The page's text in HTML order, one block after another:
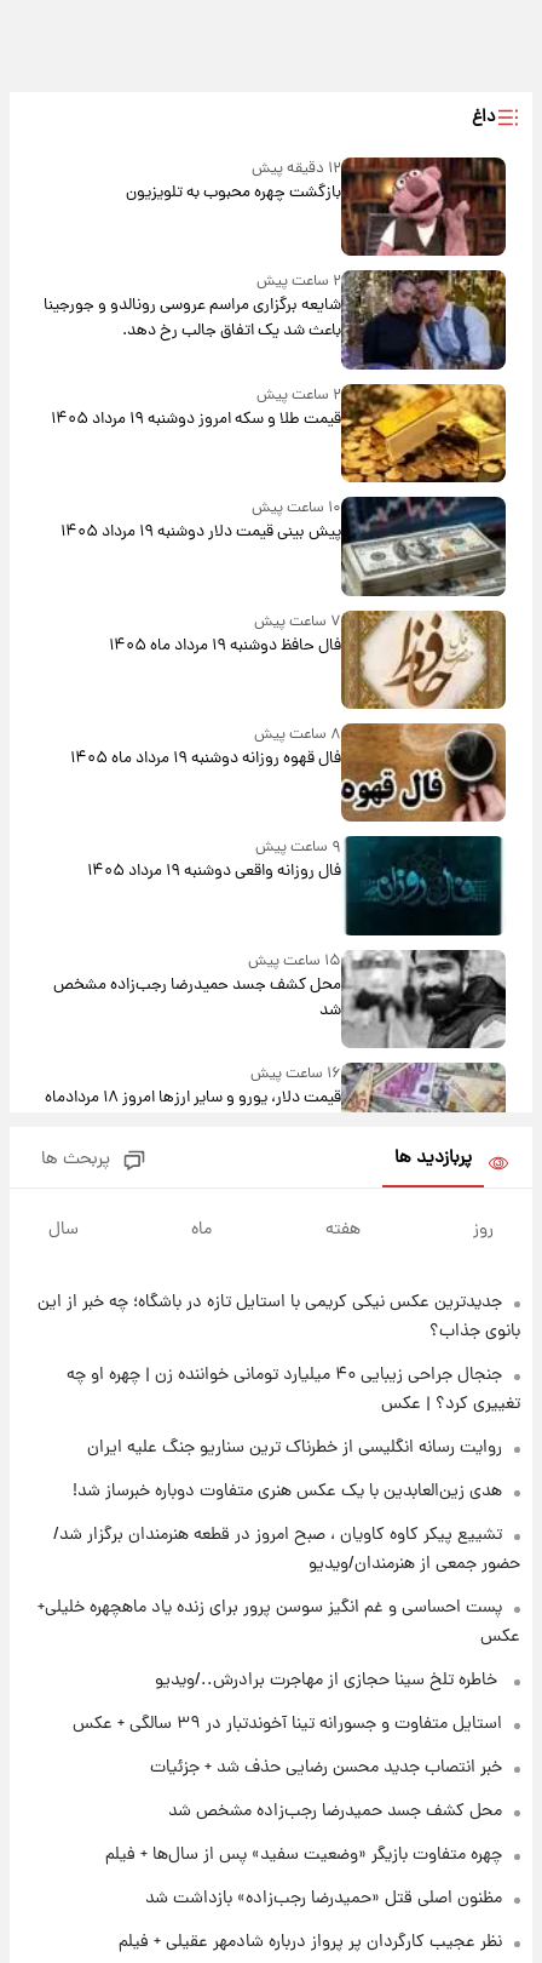
داغ
۱۲ دقیقه پیش
بازگشت چهره محبوب به تلویزیون
۲ ساعت پیش
شایعه برگزاری مراسم عروسی رونالدو و جورجینا
باعث شد یک اتفاق جالب رخ دهد.
۲ ساعت پیش
قیمت طلا و سکه امروز دوشنبه ۱۹ مرداد ۱۴۰۵
۱۰ ساعت پیش
پیش‌ بینی قیمت دلار دوشنبه ۱۹ مرداد ۱۴۰۵
۷ ساعت پیش
فال حافظ دوشنبه ۱۹ مرداد ماه ۱۴۰۵
۸ ساعت پیش
فال قهوه روزانه دوشنبه ۱۹ مرداد ماه ۱۴۰۵
فال روزانه واقعی دوشنبه ۱۹ مرداد ۱۴۰۵
۱۵ ساعت پیش
محل کشف جسد حمیدرضا رجب‌زاده مشخص
شد
۱۶ ساعت پیش
قیمت دلار، یورو و سایر ارزها امروز ۱۸ مردادماه
جدول
۱۵ ساعت پیش
زمان برگزاری دربی ۱۰۷ اعلام شد؟
۱۹ ساعت پیش
خبر انتصاب جدید محسن رضایی حذف شد +
جزئیات
ملی
آتش‌سوزی در لوناپارک شیراز؛ آخرین وضعیت
خزندگان خطرناک پس از حادثه
پربازدید ها پربحث ها
روز هفته ماه سال
جدیدترین عکس نیکی کریمی با استایل تازه در باشگاه؛ چه خبر از این
بانوی جذاب؟
جنجال جراحی زیبایی ۴۰ میلیارد تومانی خواننده زن | چهره او چه
تغییری کرد؟ | عکس
روایت رسانه انگلیسی از خطرناک ترین سناریو جنگ علیه ایران
هدی زین‌العابدین با یک عکس هنری متفاوت دوباره خبرساز شد!
تشییع پیکر کاوه کاویان ، صبح امروز در قطعه هنرمندان برگزار شد/
حضور جمعی از هنرمندان/ویدیو
پست احساسی و غم انگیز سوسن پرور برای زنده یاد ماهچهره خلیلی+
عکس
⁨ خاطره تلخ سینا حجازی از مهاجرت برادرش../ویدیو
استایل متفاوت و جسورانه تینا آخوندتبار در ۳۹ سالگی + عکس
خبر انتصاب جدید محسن رضایی حذف شد + جزئیات
محل کشف جسد حمیدرضا رجب‌زاده مشخص شد
چهره متفاوت بازیگر «وضعیت سفید» پس از سال‌ها + فیلم
مظنون اصلی قتل «حمیدرضا رجب‌زاده» بازداشت شد
نظر عجیب کارگردان پر پرواز درباره شادمهر عقیلی + فیلم